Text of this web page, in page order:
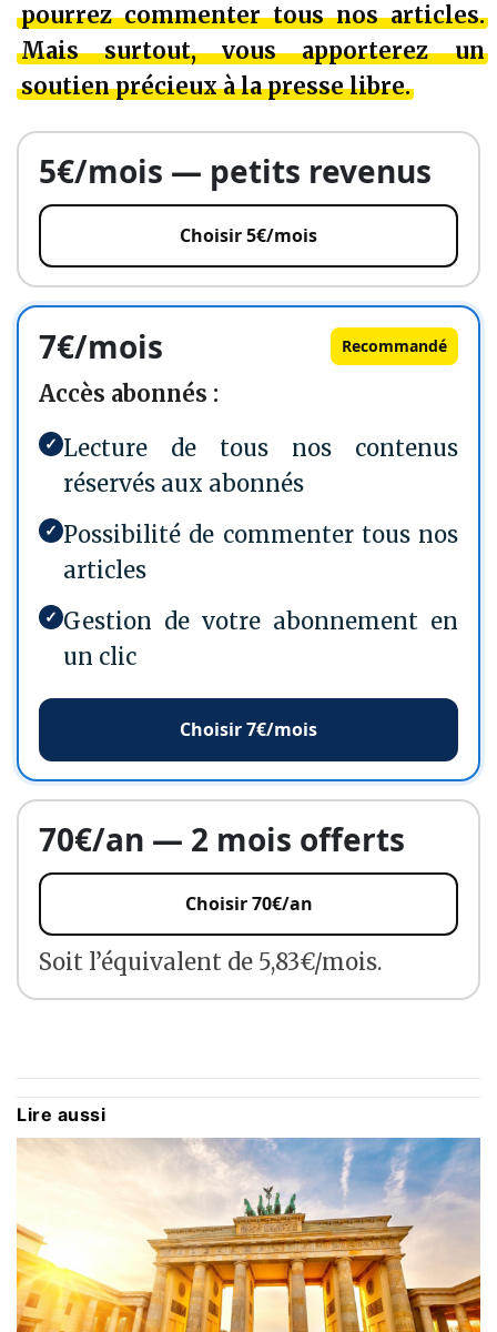
pourrez commenter tous nos articles.
Mais surtout, vous apporterezun
soutien précieux à la presse libre.
5€/mois — petits revenus
Choisir 5€/mois
7€/mois Recommandé
Accès abonnés :
✓ Lecture de tous nos contenus
réservés aux abonnés
✓ Possibilité de commenter tous nos
articles
✓ Gestion de votre abonnement en
un clic
Choisir 7€/mois
70€/an — 2 mois offerts
Choisir 70€/an
Soit l’équivalent de 5,83€/mois.
Lire aussi